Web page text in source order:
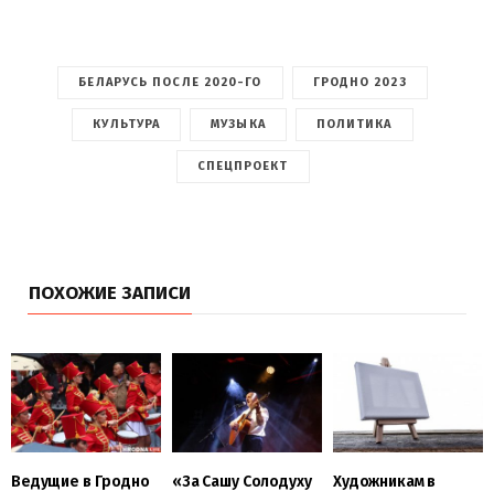
БЕЛАРУСЬ ПОСЛЕ 2020-ГО ГРОДНО 2023
КУЛЬТУРА МУЗЫКА ПОЛИТИКА
СПЕЦПРОЕКТ
ПОХОЖИЕ ЗАПИСИ
Ведущие в Гродно
«За Сашу Солодуху
Художникам в